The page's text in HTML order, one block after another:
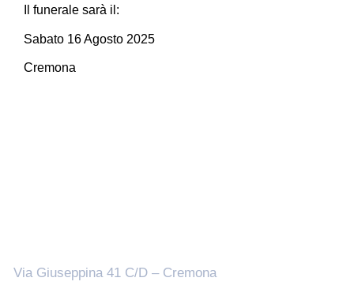
Il funerale sarà il:
Sabato 16 Agosto 2025
Cremona
Via Giuseppina 41 C/D – Cremona